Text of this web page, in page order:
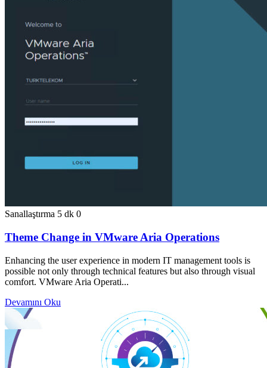
Sanallaştırma 5 dk 0
Theme Change in VMware Aria Operations
Enhancing the user experience in modern IT management tools is
possible not only through technical features but also through visual
comfort. VMware Aria Operati...
Devamını Oku